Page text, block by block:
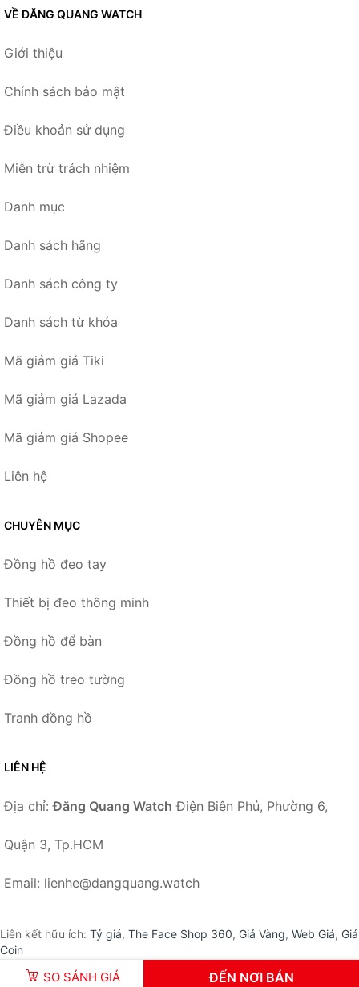
SO SÁNH GIÁ ĐẾN NƠI BÁN
VỀ ĐĂNG QUANG WATCH
Giới thiệu
Chính sách bảo mật
Điều khoản sử dụng
Miễn trừ trách nhiệm
Danh mục
Danh sách hãng
Danh sách công ty
Danh sách từ khóa
Mã giảm giá Tiki
Mã giảm giá Lazada
Mã giảm giá Shopee
Liên hệ
CHUYÊN MỤC
Đồng hồ đeo tay
Thiết bị đeo thông minh
Đồng hồ để bàn
Đồng hồ treo tường
Tranh đồng hồ
LIÊN HỆ
Địa chỉ:Đăng Quang Watch Điện Biên Phủ, Phường 6,
Quận 3, Tp.HCM
Email: lienhe@dangquang.watch
Liên kết hữu ích: Tỷ giá, The Face Shop 360, Giá Vàng, Web Giá, Giá
Coin
© 2026 – DangQuang.Watch Đăng Quang Watch